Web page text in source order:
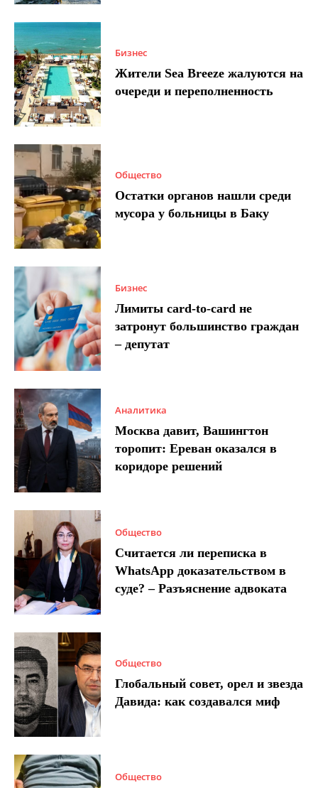
Бизнес
Жители Sea Breeze жалуются на
очереди и переполненность
Общество
Остатки органов нашли среди
мусора у больницы в Баку
Бизнес
Лимиты card-to-card не
затронут большинство граждан
– депутат
Аналитика
Москва давит, Вашингтон
торопит: Ереван оказался в
коридоре решений
Общество
Считается ли переписка в
WhatsApp доказательством в
суде? – Разъяснение адвоката
Общество
Глобальный совет, орел и звезда
Давида: как создавался миф
Общество